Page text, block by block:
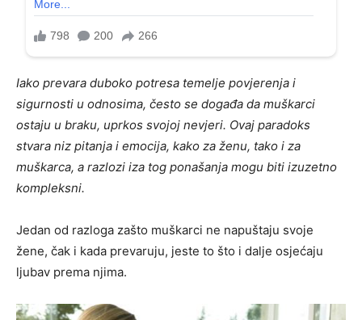
Iako prevara duboko potresa temelje povjerenja i
sigurnosti u odnosima, često se događa da muškarci
ostaju u braku, uprkos svojoj nevjeri. Ovaj paradoks
stvara niz pitanja i emocija, kako za ženu, tako i za
muškarca, a razlozi iza tog ponašanja mogu biti izuzetno
kompleksni.
Jedan od razloga zašto muškarci ne napuštaju svoje
žene, čak i kada prevaruju, jeste to što i dalje osjećaju
ljubav prema njima.